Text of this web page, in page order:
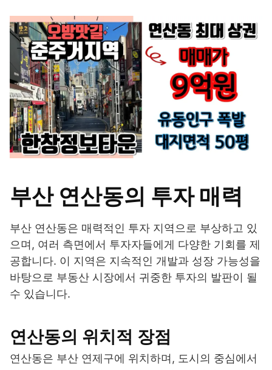
부산 연산동의 투자 매력
부산 연산동은 매력적인 투자 지역으로 부상하고 있
으며, 여러 측면에서 투자자들에게 다양한 기회를 제
공합니다. 이 지역은 지속적인 개발과 성장 가능성을
바탕으로 부동산 시장에서 귀중한 투자의 발판이 될
수 있습니다.
연산동의 위치적 장점
연산동은 부산 연제구에 위치하며, 도시의 중심에서